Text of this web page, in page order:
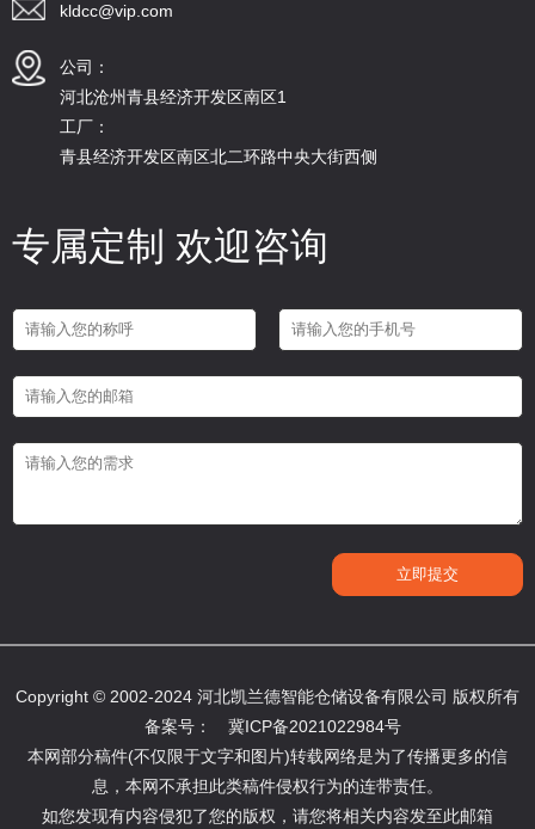
kldcc@vip.com
公司：
河北沧州青县经济开发区南区1
工厂：
青县经济开发区南区北二环路中央大街西侧
专属定制 欢迎咨询
Copyright © 2002-2024 河北凯兰德智能仓储设备有限公司 版权所有
备案号：
冀ICP备2021022984号
本网部分稿件(不仅限于文字和图片)转载网络是为了传播更多的信
息，本网不承担此类稿件侵权行为的连带责任。
如您发现有内容侵犯了您的版权，请您将相关内容发至此邮箱